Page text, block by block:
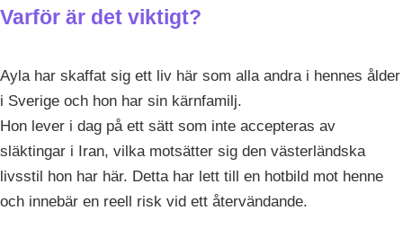
Varför är det viktigt?
Ayla har skaffat sig ett liv här som alla andra i hennes ålder
i Sverige och hon har sin kärnfamilj.
Hon lever i dag på ett sätt som inte accepteras av
släktingar i Iran, vilka motsätter sig den västerländska
livsstil hon har här. Detta har lett till en hotbild mot henne
och innebär en reell risk vid ett återvändande.